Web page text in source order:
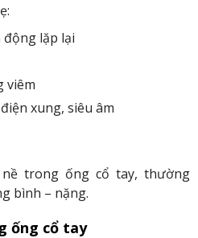
động lặp lại
viêm
xung, siêu âm
trong ống cổ tay, thường
bình – nặng.
ống cổ tay